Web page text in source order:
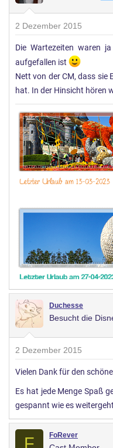
2 Dezember 2015
Die Wartezeiten waren
aufgefallen ist
Nett von der CM, dass sie
hat. In der Hinsicht hören
Duchesse
Besucht die
2 Dezember 2015
Vielen Dank für den
Es hat jede Menge Spaß
gespannt wie es
F FoRever